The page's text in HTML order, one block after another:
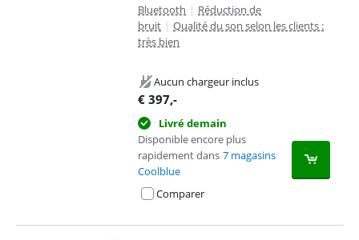
Bluetooth | Réduction de
bruit | Qualité du son selon les clients :
très bien
Aucun chargeur inclus
€ 397,-
Livré demain
Disponible encore plus
rapidement dans 7 magasins
Coolblue
Comparer